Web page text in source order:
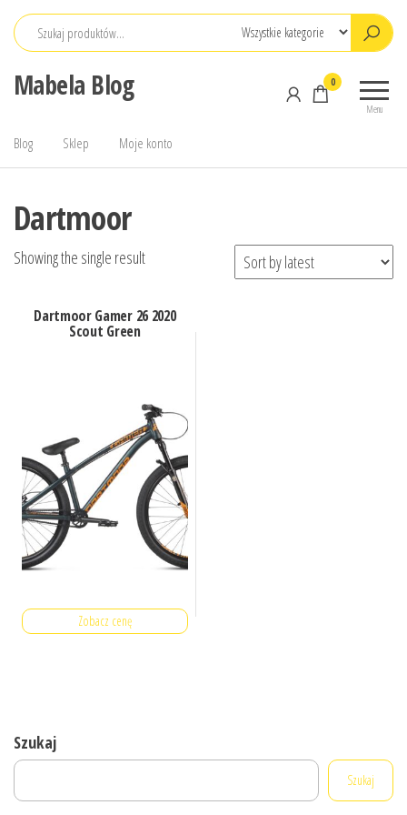
Przejdź
Mabela Blog
Menu
0
Blog Sklep Moje konto
Dartmoor
Showing the single result
Dartmoor Gamer 26 2020
Scout Green
Zobacz cenę
Szukaj
Szukaj